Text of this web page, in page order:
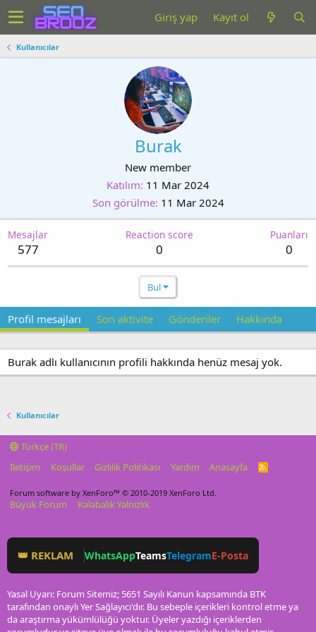
Giriş yap Kayıt ol
Kullanıcılar
Burak
New member
Katılım 11 Mar 2024
Son görülme 11 Mar 2024
Mesajlar
577
Reaction score
0
Puanları
0
Bul
Profil mesajları Son aktivite Gönderiler Hakkında
Burak adlı kullanıcının profili hakkında henüz mesaj yok.
Kullanıcılar
Türkçe (TR)
İletişim
Koşullar Gizlilik Politikası Yardım Anasayfa
R
Forum software by XenForo™ © 2010-2019 XenForo Ltd.
Büyük Forum Kalabalık Yalnızlık
👑 REKLAM WhatsAppTeamsTelegramE-Posta
Yasal Uyarı: Forum Sitemiz; 5651 Sayılı Kanun kapsamında BTK
tarafından onaylı Yer Sağlayıcı'dır. Bu sebeple içerikleri kontrol etme ya
da araştırma yükümlülüğü yoktur. Üyeler yazdığı içeriklerden